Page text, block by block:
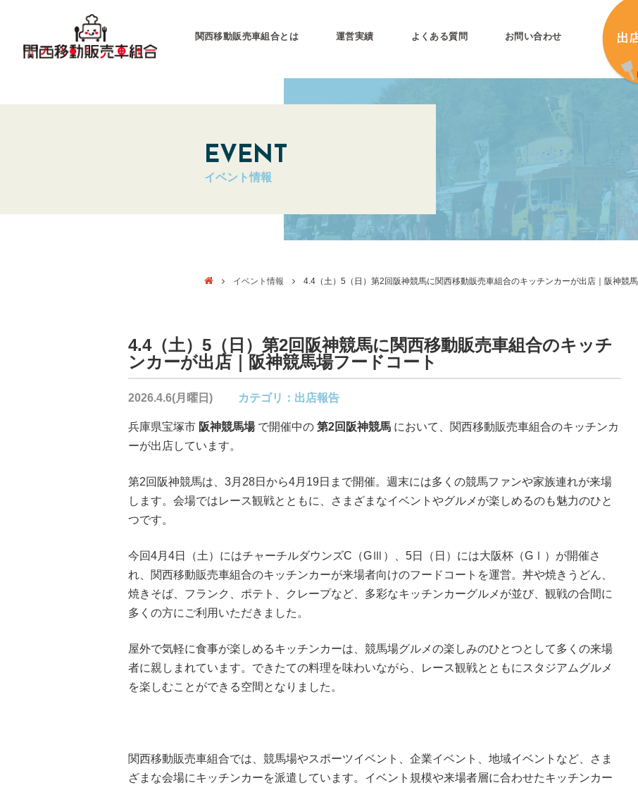
関西移動販売車組合とは
関西移動販売車組合とは
運営会社
キッチンカーグランプリ公式
運営実績 よくある質問 お問い合わせ
加
キ
キッ
EVENT
イベント情報
イベント情報 4.4（土）5（日）第2回阪神競馬に関西移動販売車組合のキッチンカーが出店｜阪神競
4.4（土）5（日）第2回阪神競馬に関西移動販売車組合のキッチ
ンカーが出店｜阪神競馬場フードコート
2026.4.6(月曜日) カテゴリ： 出店報告
兵庫県宝塚市 阪神競馬場で開催中の 第2回阪神競馬 において、関西移動販売車組合のキッチンカ
ーが出店しています。
第2回阪神競馬は、3月28日から4月19日まで開催。週末には多くの競馬ファンや家族連れが来場
します。会場ではレース観戦とともに、さまざまなイベントやグルメが楽しめるのも魅力のひと
つです。
今回4月4日（土）にはチャーチルダウンズC（GⅢ）、5日（日）には大阪杯（GⅠ）が開催さ
れ、関西移動販売車組合のキッチンカーが来場者向けのフードコートを運営。丼や焼きうどん、
焼きそば、フランク、ポテト、クレープなど、多彩なキッチンカーグルメが並び、観戦の合間に
多くの方にご利用いただきました。
屋外で気軽に食事が楽しめるキッチンカーは、競馬場グルメの楽しみのひとつとして多くの来場
者に親しまれています。できたての料理を味わいながら、レース観戦とともにスタジアムグルメ
を楽しむことができる空間となりました。
関西移動販売車組合では、競馬場やスポーツイベント、企業イベント、地域イベントなど、さま
ざまな会場にキッチンカーを派遣しています。イベント規模や来場者層に合わせたキッチンカー